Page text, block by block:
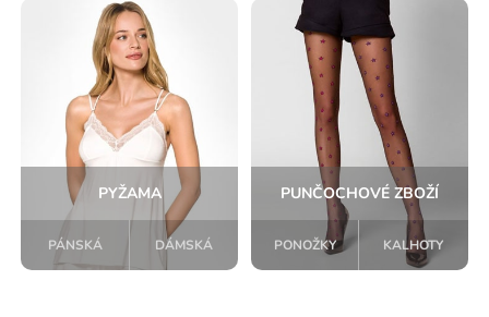
PYŽAMA
PÁNSKÁ DÁMSKÁ
PUNČOCHOVÉ ZBOŽÍ
PONOŽKY KALHOTY